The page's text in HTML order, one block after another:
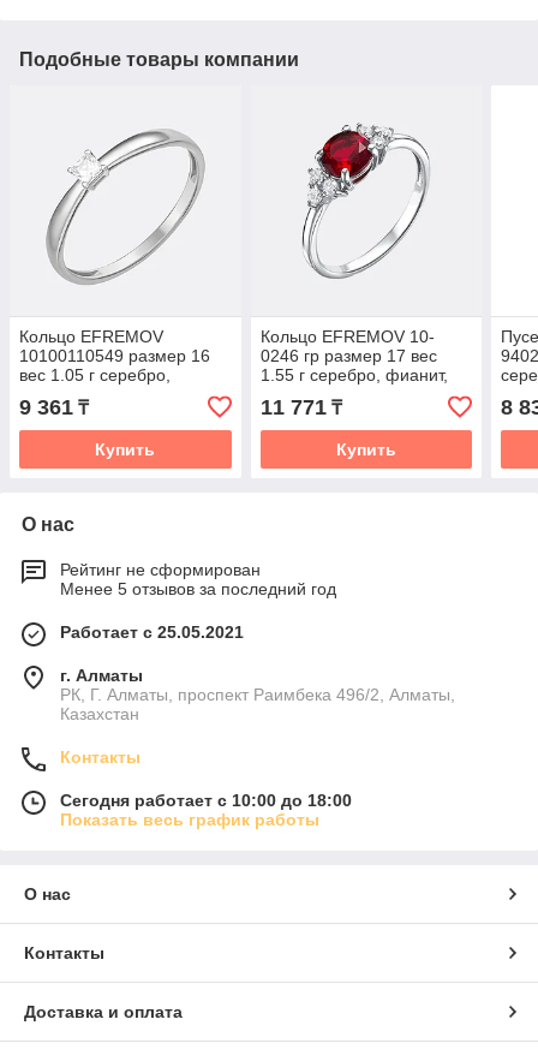
Подобные товары компании
Кольцо EFREMOV
10100110549 размер 16
вес 1.05 г серебро,
фианит
9 361 ₸
Купить
Кольцо EFREMOV 10-
0246 гр размер 17 вес
1.55 г серебро, фианит,
алпанит, гранат
11 771₸
Купить
8
О нас
Рейтинг не сформирован
Менее 5 отзывов за последний год
Работает с 25.05.2021
г. Алматы
РК, Г. Алматы, проспект Раимбека 496/2, Алматы,
Казахстан
Контакты
Сегодня работает с 10:00 до 18:00
Показать весь график работы
О нас
Контакты
Доставка и оплата